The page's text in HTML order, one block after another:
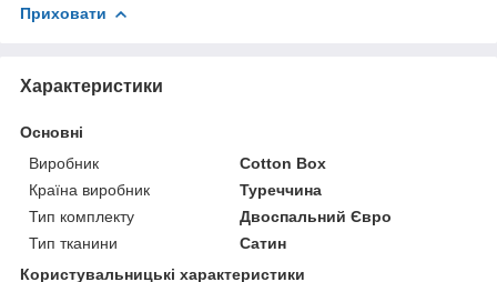
Приховати
Характеристики
Основні
Виробник
Cotton Box
Країна виробник
Туреччина
Тип комплекту
Двоспальний Євро
Тип тканини
Сатин
Користувальницькі характеристики